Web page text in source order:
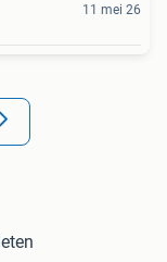
11 mei 26